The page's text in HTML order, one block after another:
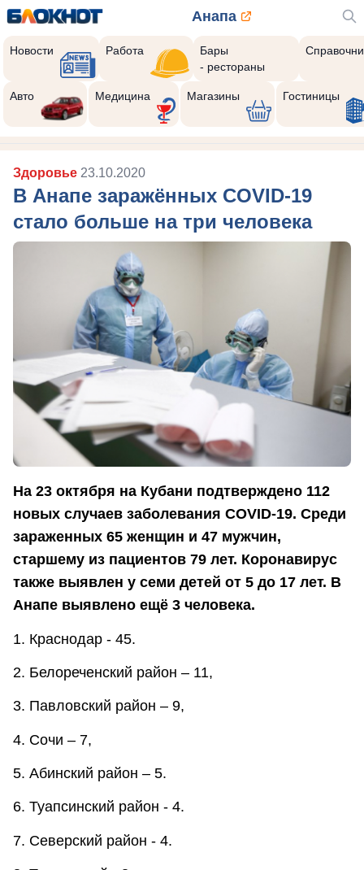
Анапа
Новости Работа
Бары
- рестораны
Авто Медицина Магазины Гостиницы
Здоровье 23.10.2020
В Анапе заражённых COVID-19
стало больше на три человека
На 23 октября на Кубани подтверждено 112
новых случаев заболевания COVID-19. Среди
зараженных 65 женщин и 47 мужчин,
старшему из пациентов 79 лет. Коронавирус
также выявлен у семи детей от 5 до 17 лет. В
Анапе выявлено ещё 3 человека.
1. Краснодар - 45.
2. Белореченский район – 11,
3. Павловский район – 9,
4. Сочи – 7,
5. Абинский район – 5.
6. Туапсинский район - 4.
7. Северский район - 4.